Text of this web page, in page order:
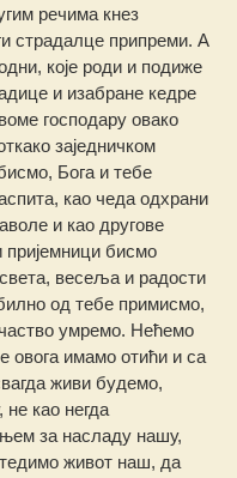
речима кнез
страдалце припреми. А
које роди и подиже
и изабране кедре
господару овако
заједничком
Бога и тебе
као чеда одхрани
и као другове
пријемници бисмо
весеља и радости
од тебе примисмо,
умремо. Нећемо
овога имамо отићи и са
живи будемо,
као негда
за насладу нашу,
живот наш, да